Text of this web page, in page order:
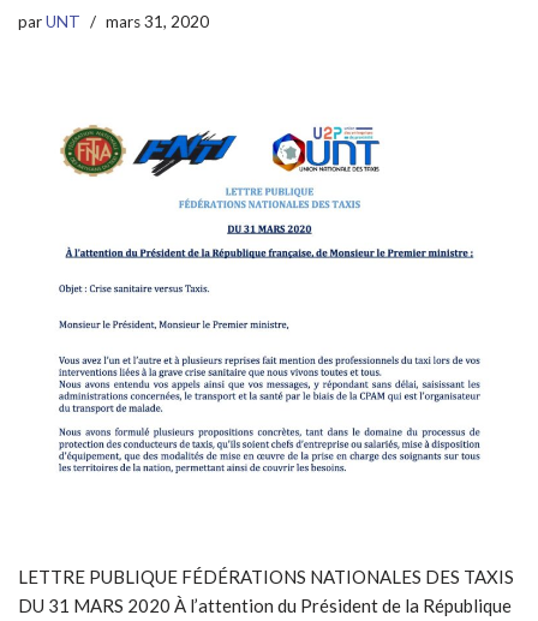
parUNT mars 31, 2020
LETTRE PUBLIQUE FÉDÉRATIONS NATIONALES DES TAXIS
DU 31 MARS 2020 À l’attention du Président de la République